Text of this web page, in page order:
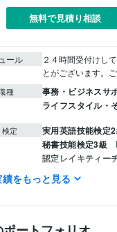
無料で見積り相談
ール
２４時間受付けし
種 事務・ビジネスサ
ライフスタイル・
定 実用英語技能検定
秘書技能検定3級
認定レイキティー
普通自動車第一種
をもっと見る